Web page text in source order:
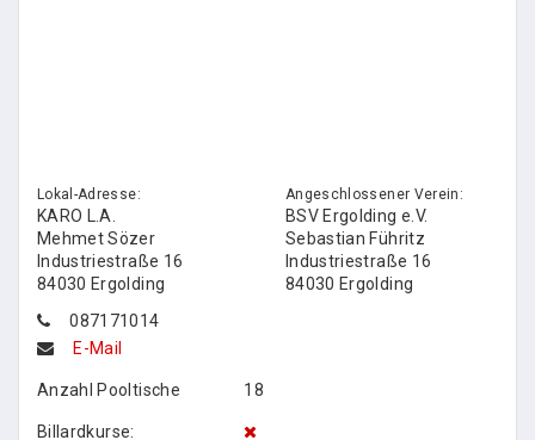
Lokal-Adresse:
KARO L.A.
Mehmet Sözer
Industriestraße 16
84030 Ergolding
087171014
E-Mail
Anzahl Pooltische 18
Billardkurse:
Angeschlossener Verein:
BSV Ergolding e.V.
Sebastian Führitz
Industriestraße 16
84030 Ergolding